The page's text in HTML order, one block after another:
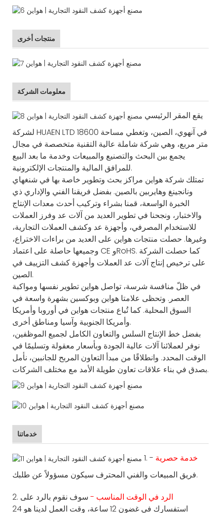
منتجات أخرى
معلومات الشركة
يقع المقر الرئيسي
لشركة HUAEN LTD في آنهوي، الصين، وتغطي مساحة 18600
متر مربع، وهي شركة شاملة عالية التقنية متخصصة في مجال
يجمع بين البحث والتصنيع والمبيعات وخدمة ما بعد البيع
للمرافق المالية والمنتجات الإلكترونية.
تمتلك شركة هواين مراكز بحث وتطوير خاصة بها في شنغهاي
ونانجينغ وهايربين بالصين. بفضل فريقنا الفني والإداري ذي
الخبرة الواسعة، قمنا بشراء وتركيب أحدث معدات الإنتاج
والاختبار، ونجحنا في تطوير العديد من آلات عد وفرز العملات
للاستخدام المصرفي، وأجهزة عد وكشف العملات التجارية،
وغيرها. حصلت منتجات هواين على العديد من براءات الاختراع،
وجميعها حاصلة على اعتماد CE وRoHS. كما حصلت الشركة
على ترخيص إنتاج آلات عد العملات وأجهزة كشف التزييف في
الصين.
في ظلّ منافسة شرسة، تواصل هواين تطوير نفسها ومواكبة
العصر. وتحظى علامتا هواين وبوكسين بشهرة واسعة في
السوق المحلية. كما تُباع منتجات هواين في أوروبا وأمريكا
وأمريكا الجنوبية وآسيا ومناطق أخرى.
بفضل خط الإنتاج السلس والتعاون الكامل لجميع الموظفين،
نوفر لعملائنا آلات عالية الجودة وبأسعار معقولة وتسليمًا في
الوقت المحدد. وانطلاقًا من مبدأ التعاون المربح للجانبين، نأمل
بصدق في بناء علاقات تعاون طويلة الأمد مع مختلف الشركات.
خدماتنا
1. خدمة حصرية -
فريق المبيعات والفني المحترف سيكون مسؤولاً عن طلبك.
2.
الرد في الوقت المناسب - سوف نقوم بالرد على
استفسارك في غضون 12 ساعة، وقت العمل لدينا هو 24